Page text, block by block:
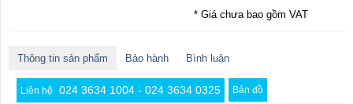
* Giá chưa bao gồm VAT
Thông tin sản phẩm Bảo hành Bình luận
Liên hệ 024 3634 1004 - 024 3634 0325 Bản đồ